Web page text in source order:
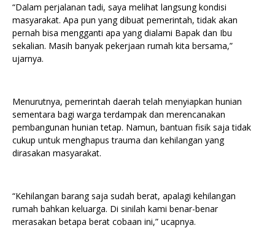
“Dalam perjalanan tadi, saya melihat langsung kondisi
masyarakat. Apa pun yang dibuat pemerintah, tidak akan
pernah bisa mengganti apa yang dialami Bapak dan Ibu
sekalian. Masih banyak pekerjaan rumah kita bersama,”
ujarnya.
Menurutnya, pemerintah daerah telah menyiapkan hunian
sementara bagi warga terdampak dan merencanakan
pembangunan hunian tetap. Namun, bantuan fisik saja tidak
cukup untuk menghapus trauma dan kehilangan yang
dirasakan masyarakat.
“Kehilangan barang saja sudah berat, apalagi kehilangan
rumah bahkan keluarga. Di sinilah kami benar-benar
merasakan betapa berat cobaan ini,” ucapnya.